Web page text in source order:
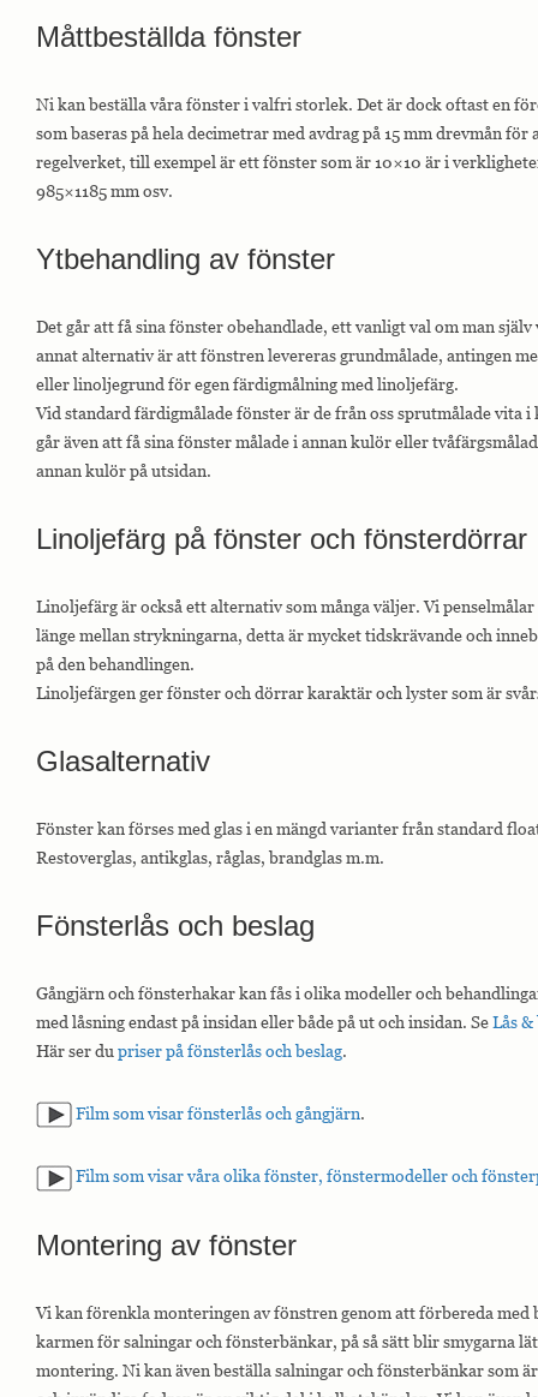
Måttbeställda fönster
Ni kan beställa våra fönster i valfri storlek. Det är dock oftast en
som baseras på hela decimetrar med avdrag på 15 mm drevmån
regelverket, till exempel är ett fönster som är 10×10 är i
985×1185 mm osv.
Ytbehandling av fönster
Det går att få sina fönster obehandlade, ett vanligt val om man
annat alternativ är att fönstren levereras grundmålade, antingen
eller linoljegrund för egen färdigmålning med linoljefärg.
Vid standard färdigmålade fönster är de från oss sprutmålade vita
går även att få sina fönster målade i annan kulör eller
annan kulör på utsidan.
Linoljefärg på fönster och fönsterdörrar
Linoljefärg är också ett alternativ som många väljer. Vi
länge mellan strykningarna, detta är mycket tidskrävande och
på den behandlingen.
Linoljefärgen ger fönster och dörrar karaktär och lyster som är
Glasalternativ
Fönster kan förses med glas i en mängd varianter från standard
Restoverglas, antikglas, råglas, brandglas m.m.
Fönsterlås och beslag
Gångjärn och fönsterhakar kan fås i olika modeller och
med låsning endast på insidan eller både på ut och insidan. SeLås &
Här ser du priser på fönsterlås och beslag.
Film som visar fönsterlås och gångjärn.
Film som visar våra olika fönster, fönstermodeller och
Montering av fönster
Vi kan förenkla monteringen av fönstren genom att förbereda
karmen för salningar och fönsterbänkar, på så sätt blir smygarna
montering. Ni kan även beställa salningar och fönsterbänkar som